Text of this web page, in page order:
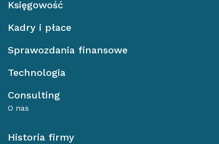
Księgowość
Kadry i płace
Sprawozdania finansowe
Technologia
Consulting
O nas
Historia firmy